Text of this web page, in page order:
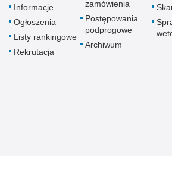
Informacje
Ogłoszenia
Listy rankingowe
Rekrutacja
zamówienia
Postępowania
podprogowe
Archiwum